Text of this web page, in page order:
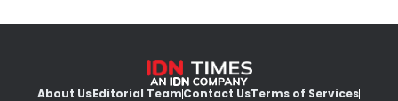
About UsEditorial TeamContact UsTerms of Services